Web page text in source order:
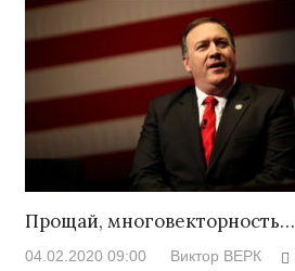
Прощай, многовекторность…
04.02.2020 09:00 Виктор ВЕРК